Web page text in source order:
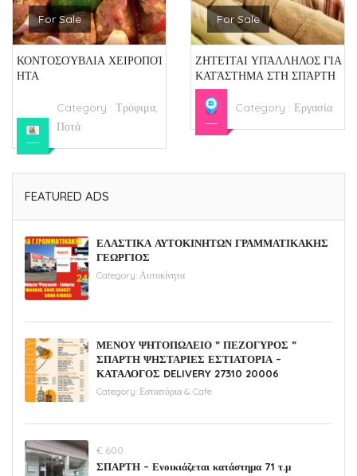
For Sale
ΚΟΝΤΟΣΟΎΒΛΙΑ ΧΕΙΡΟΠΟΊ
ΗΤΑ
Category : Τρόφιμα,
Ποτά
For Sale
ΖΗΤΕΊΤΑΙ ΥΠΆΛΛΗΛΟΣ ΓΙΑ
ΚΑΤΆΣΤΗΜΑ ΣΤΗ ΣΠΆΡΤΗ
Category : Εργασία
FEATURED ADS
ΕΛΑΣΤΙΚΑ ΑΥΤΟΚΙΝΗΤΩΝ ΓΡΑΜΜΑΤΙΚΑΚΗΣ
ΓΕΩΡΓΙΟΣ
Category: Αυτοκίνητα
ΜΕΝΟΥ ΨΗΤΟΠΩΛΕΙΟ ” ΠΕΖΟΓΥΡΟΣ ”
ΣΠΑΡΤΗ ΨΗΣΤΑΡΙΕΣ ΕΣΤΙΑΤΟΡΙΑ –
ΚΑΤΑΛΟΓΟΣ DELIVERY 27310 20006
Category: Εστιατόρια & Cafe
€ 600
ΣΠΑΡΤΗ – Ενοικιάζεται κατάστημα 71 τ.μ